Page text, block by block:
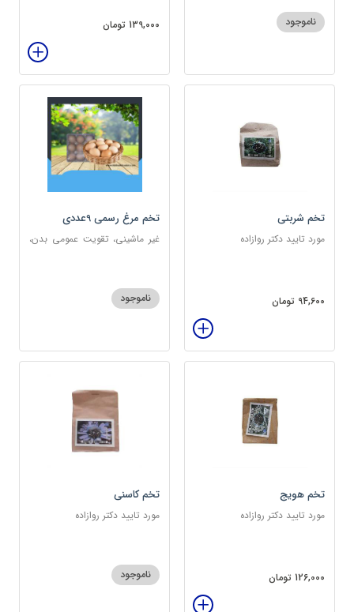
ناموجود 139,000 تومان
تخم شربتی
مورد تایید دکتر روازاده
94,600 تومان
تخم مرغ رسمی 9عددی
غیر ماشینی، تقویت عمومی بدن،
ناموجود
تخم هویج
مورد تایید دکتر روازاده
126,000 تومان
تخم کاسنی
مورد تایید دکتر روازاده
ناموجود